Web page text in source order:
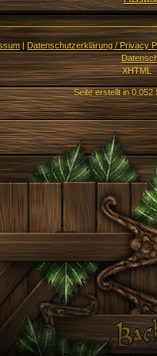
|Datenschutzerklärung / Privacy
XHTML
Seite erstellt in 0.052